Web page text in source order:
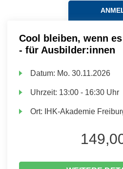
Cool bleiben, wenn
- für Ausbilder:innen
Datum: Mo. 30.11.2026
Uhrzeit: 13:00 - 16:30 Uhr
Ort: IHK-Akademie